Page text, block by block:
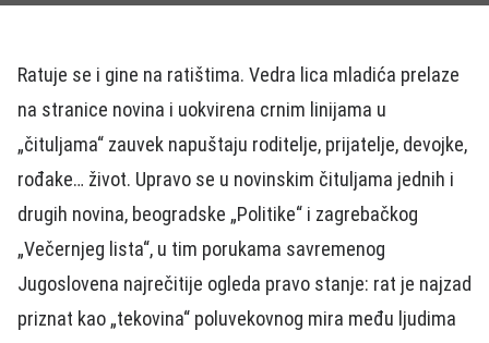
Ratuje se i gine na ratištima. Vedra lica mladića prelaze
na stranice novina i uokvirena crnim linijama u
„čituljama“ zauvek napuštaju roditelje, prijatelje, devojke,
rođake… život. Upravo se u novinskim čituljama jednih i
drugih novina, beogradske „Politike“ i zagrebačkog
„Večernjeg lista“, u tim porukama savremenog
Jugoslovena najrečitije ogleda pravo stanje: rat je najzad
priznat kao „tekovina“ poluvekovnog mira među ljudima